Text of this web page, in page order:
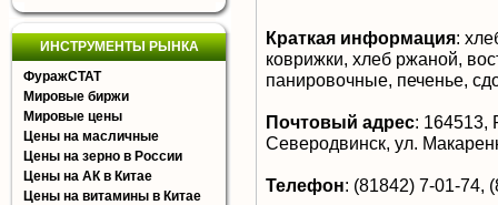
ИНСТРУМЕНТЫ РЫНКА
ФуражСТАТ
Мировые биржи
Мировые цены
Цены на масличные
Цены на зерно в России
Цены на АК в Китае
Цены на витамины в Китае
Краткая информация:
коврижки, хлеб ржаной,
панировочные, печенье,
Почтовый адрес: 164513,
Северодвинск, ул.
Телефон: (81842) 7-01-74,